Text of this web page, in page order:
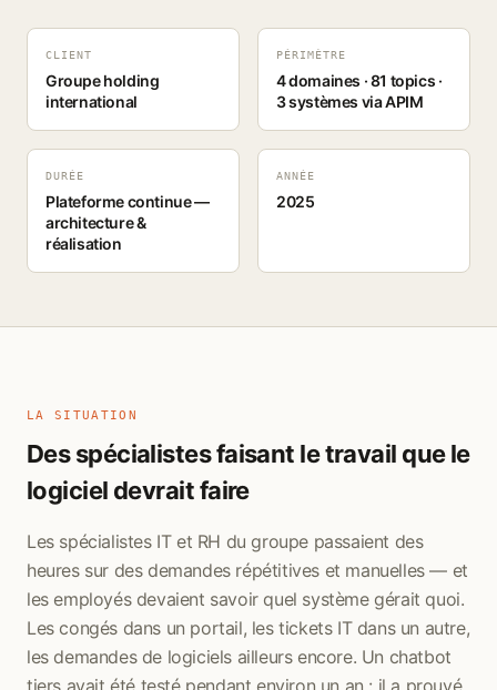
CLIENT
Groupe holding
international
PÉRIMÈTRE
4 domaines · 81 topics ·
3 systèmes via APIM
DURÉE
Plateforme continue —
architecture &
réalisation
ANNÉE
2025
LA SITUATION
Des spécialistes faisant le travail que le
logiciel devrait faire
Les spécialistes IT et RH du groupe passaient des
heures sur des demandes répétitives et manuelles — et
les employés devaient savoir quel système gérait quoi.
Les congés dans un portail, les tickets IT dans un autre,
les demandes de logiciels ailleurs encore. Un chatbot
tiers avait été testé pendant environ un an : il a prouvé